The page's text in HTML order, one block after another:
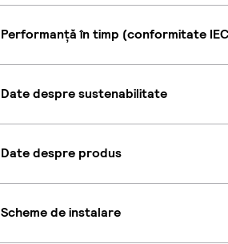
Performanță în timp (conformitate
Date despre sustenabilitate
Date despre produs
Scheme de instalare